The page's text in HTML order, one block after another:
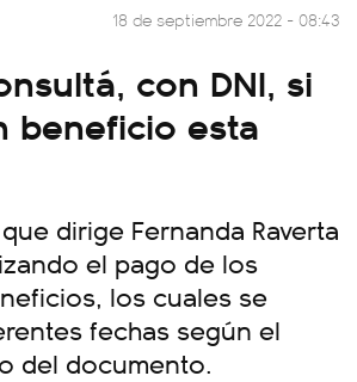
18 de septiembre 2022 - 08:43
con DNI, si
beneficio esta
dirige Fernanda Raverta
el pago de los
los cuales se
fechas según el
del documento.